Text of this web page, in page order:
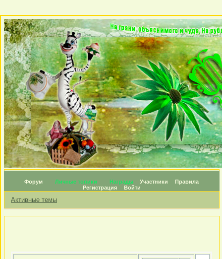
Форум Личные топики Награды Участники
Правила
Регистрация
Войти
Активные темы